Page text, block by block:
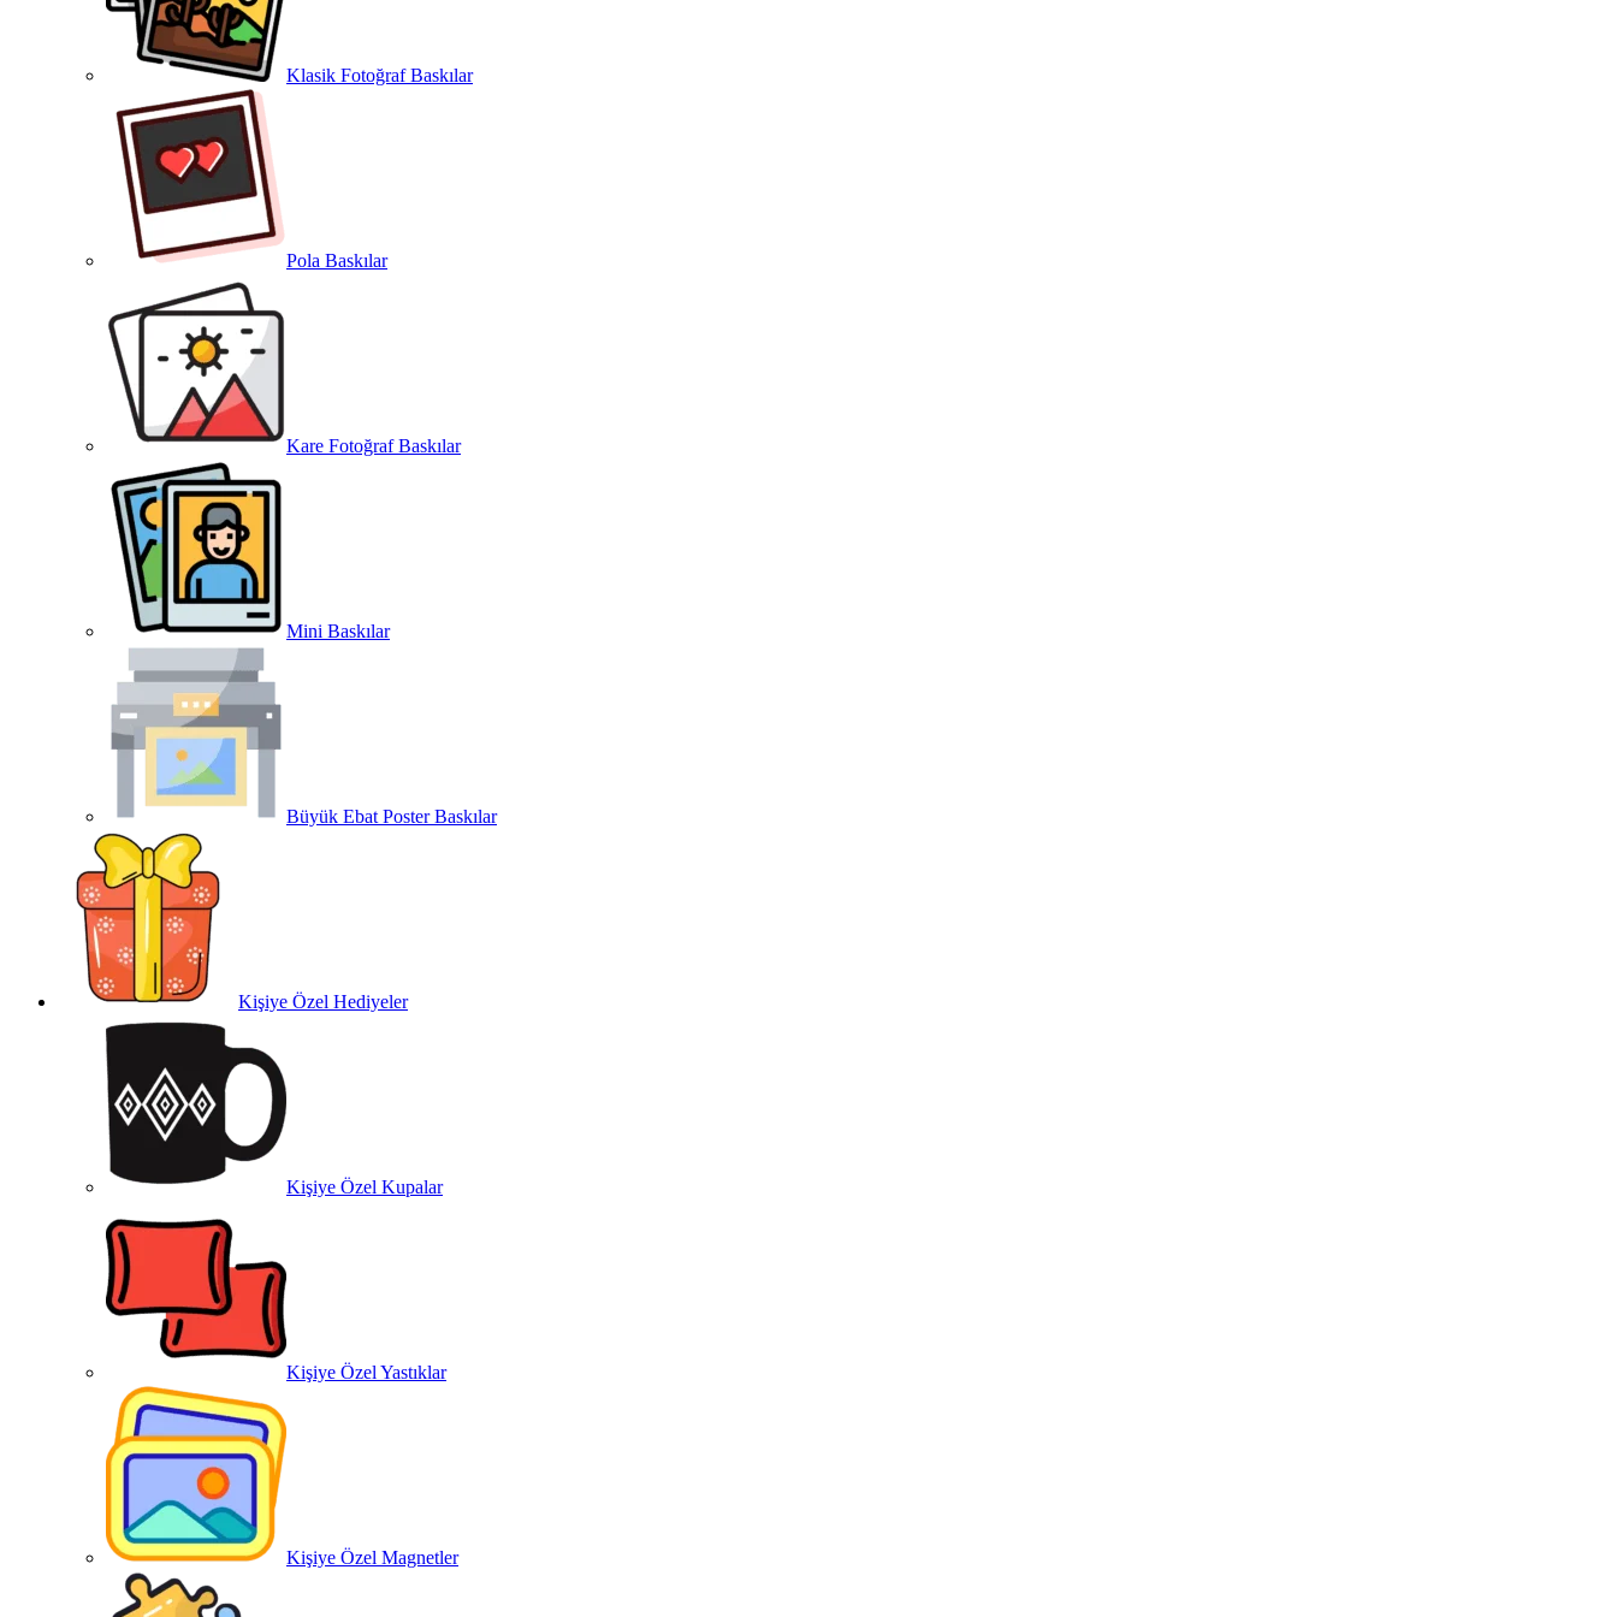
Klasik Fotoğraf Baskılar
Pola Baskılar
Kare Fotoğraf Baskılar
Mini Baskılar
Büyük Ebat Poster Baskılar
Kişiye Özel Hediyeler
Kişiye Özel Kupalar
Kişiye Özel Yastıklar
Kişiye Özel Magnetler